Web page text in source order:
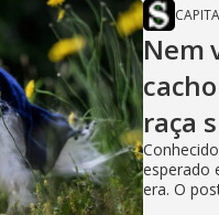
Nem
raça
esperado
era. O